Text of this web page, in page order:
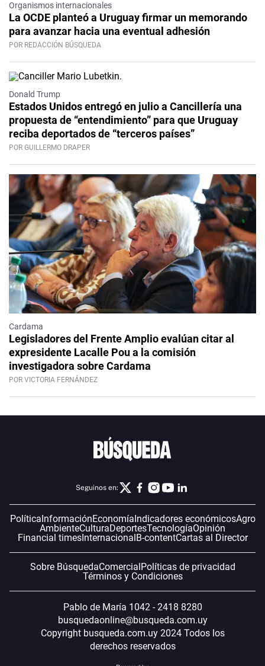
Organismos internacionales
La OCDE planteó a Uruguay firmar un memorando
para avanzar hacia una eventual adhesión
POR REDACCIÓN BÚSQUEDA
Donald Trump
Estados Unidos entregó en julio a Cancillería una
propuesta de “entendimiento” para que Uruguay
reciba deportados de “terceros países”
POR GUILLERMO DRAPER
Cardama
Legisladores del Frente Amplio evalúan citar al
expresidente Lacalle Pou a la comisión
investigadora sobre Cardama
POR VICTORIA FERNÁNDEZ
Seguinos en:
PolíticaInformaciónEconomíaIndicadores económicosAgro
AmbienteCulturaDeportesTecnologíaOpinión
Financial timesInternacionalB-contentCartas al Director
Sobre BúsquedaComercialPolíticas de privacidad
Términos y Condiciones
Pablo de María 1042 - 2418 8280
busquedaonline@busqueda.com.uy
Copyright busqueda.com.uy 2024 Todos los
derechos reservados